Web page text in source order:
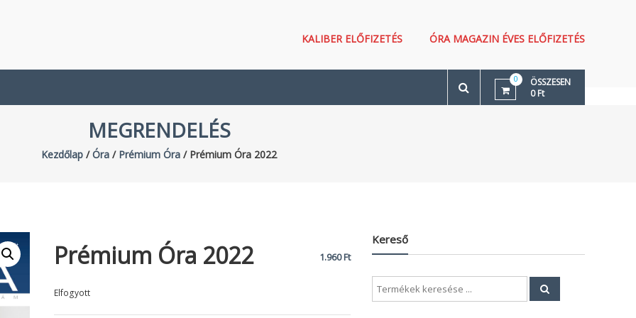
KALIBER ELŐFIZETÉS ÓRA MAGAZIN ÉVES ELŐFIZETÉS
0
ÖSSZESEN
0 Ft
MEGRENDELÉS
Kezdőlap /Óra / Prémium Óra / Prémium Óra 2022
Prémium Óra 2022 1.960Ft
Elfogyott
Kereső
Search
for: